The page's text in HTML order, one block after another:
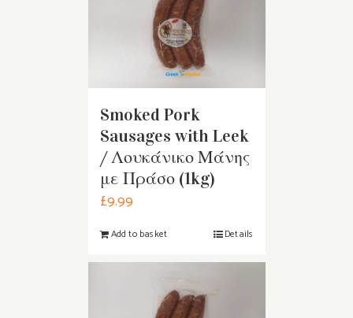
Smoked Pork
Sausages with Leek
/ Λουκάνικο Μάνης
με Πράσο (1kg)
£9.99
Add to basket Details